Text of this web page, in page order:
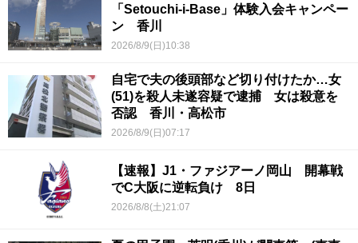
「Setouchi-i-Base」体験入会キャンペー
ン 香川
2026/8/9(日)10:38
自宅で夫の後頭部など切り付けたか…女
(51)を殺人未遂容疑で逮捕 女は殺意を
否認 香川・高松市
2026/8/9(日)07:17
【速報】J1・ファジアーノ岡山 開幕戦
でC大阪に逆転負け 8日
2026/8/8(土)21:07